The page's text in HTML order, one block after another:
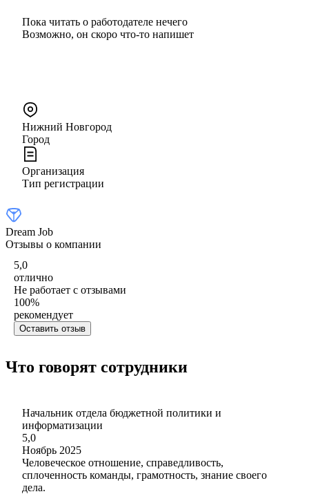
Пока читать о работодателе нечего
Возможно, он скоро что‑то напишет
Нижний Новгород
Город
Организация
Тип регистрации
Dream Job
Отзывы о компании
5,0
отлично
Не работает с отзывами
100%
рекомендует
Оставить отзыв
Что говорят сотрудники
Начальник отдела бюджетной политики и
информатизации
5,0
Ноябрь 2025
Человеческое отношение, справедливость,
сплоченность команды, грамотность, знание своего
дела.